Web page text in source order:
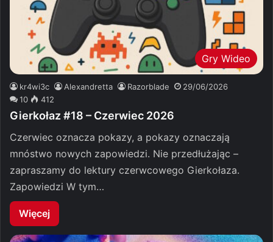
Gry Wideo
kr4wi3c Alexandretta Razorblade
29/06/2026
10
412
Gierkołaz #18 – Czerwiec 2026
Czerwiec oznacza pokazy, a pokazy oznaczają
mnóstwo nowych zapowiedzi. Nie przedłużając –
zapraszamy do lektury czerwcowego Gierkołaza.
Zapowiedzi W tym…
Więcej